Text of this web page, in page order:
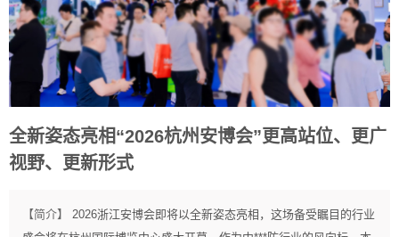
全新姿态亮相“2026杭州安博会”更高站位、更广
视野、更新形式
【简介】
2026浙江安博会即将以全新姿态亮相，这场备受瞩目的行业